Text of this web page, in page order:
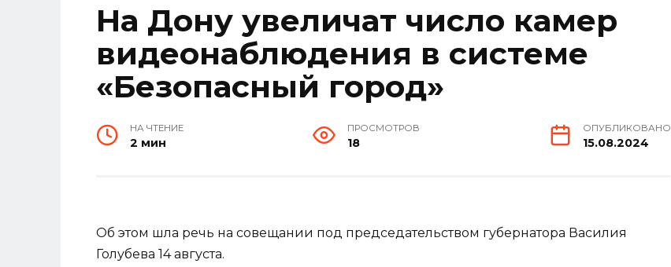
На Дону увеличат число камер
видеонаблюдения в системе
«Безопасный город»
НА ЧТЕНИЕ
2 мин
ПРОСМОТРОВ
18
ОПУБЛИКОВАНО
15.08.2024
Об этом шла речь на совещании под председательством губернатора Василия
Голубева 14 августа.